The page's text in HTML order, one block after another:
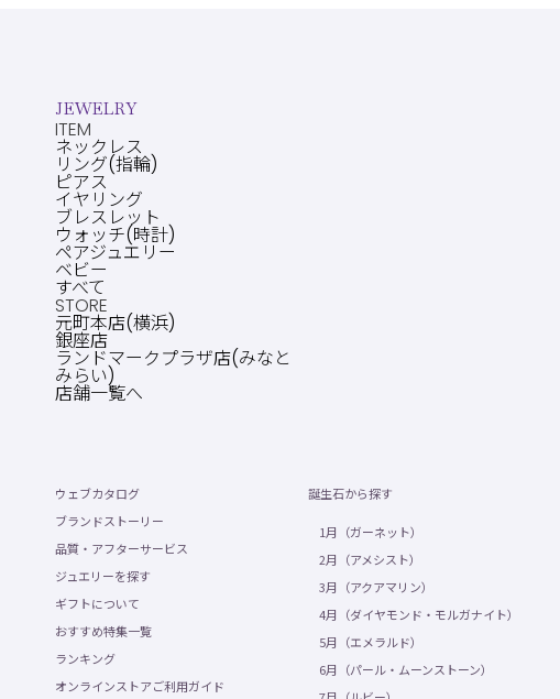
JEWELRY
ITEM
ネックレス
リング(指輪)
ピアス
イヤリング
ブレスレット
ウォッチ(時計)
ペアジュエリー
ベビー
すべて
STORE
元町本店(横浜)
銀座店
ランドマークプラザ店(みなと
みらい)
店舗一覧へ
ウェブカタログ
ブランドストーリー
品質・アフターサービス
ジュエリーを探す
ギフトについて
おすすめ特集一覧
ランキング
オンラインストアご利用ガイド
誕生石から探す
1月（ガーネット）
2月（アメシスト）
3月（アクアマリン）
4月（ダイヤモンド・モルガナイト）
5月（エメラルド）
6月（パール・ムーンストーン）